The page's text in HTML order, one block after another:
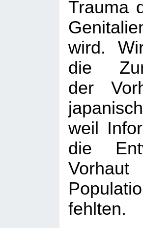
Trauma
wird.
die
der
weil
die
fehlten.